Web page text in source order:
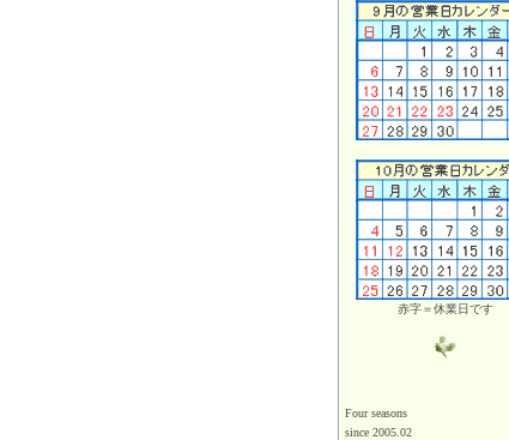
赤字＝休業日です
Four seasons
since 2005.02